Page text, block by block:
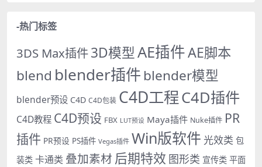
-热门标签
3DS Max插件3D模型AE插件AE脚本
blend blender插件 blender模型
blender预设 C4D C4D包装 C4D工程C4D插件
C4D教程 C4D预设 FBX LUT预设 Maya插件 Nuke插件 PR
插件 PR预设 PS插件 Vegas插件 Win版软件 光效类 包
装类 卡通类 叠加素材 后期特效 图形类 宣传类 平面